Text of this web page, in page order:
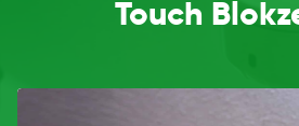
Touch